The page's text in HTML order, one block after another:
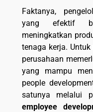
Faktanya,
yang efektif
meningkatkan
tenaga kerja.
perusahaan
yang mampu
people
satunya melalui
employee